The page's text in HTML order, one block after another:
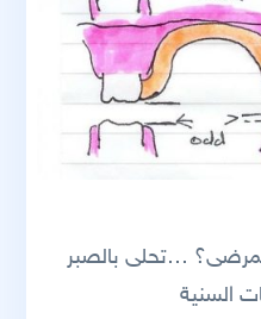
…تحلى بالصبر
السنية